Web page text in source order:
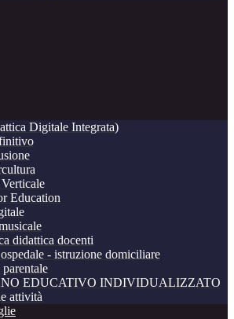
Digitale Integrata)
Education
didattica docenti
- istruzione domiciliare
EDUCATIVO INDIVIDUALIZZATO
attività